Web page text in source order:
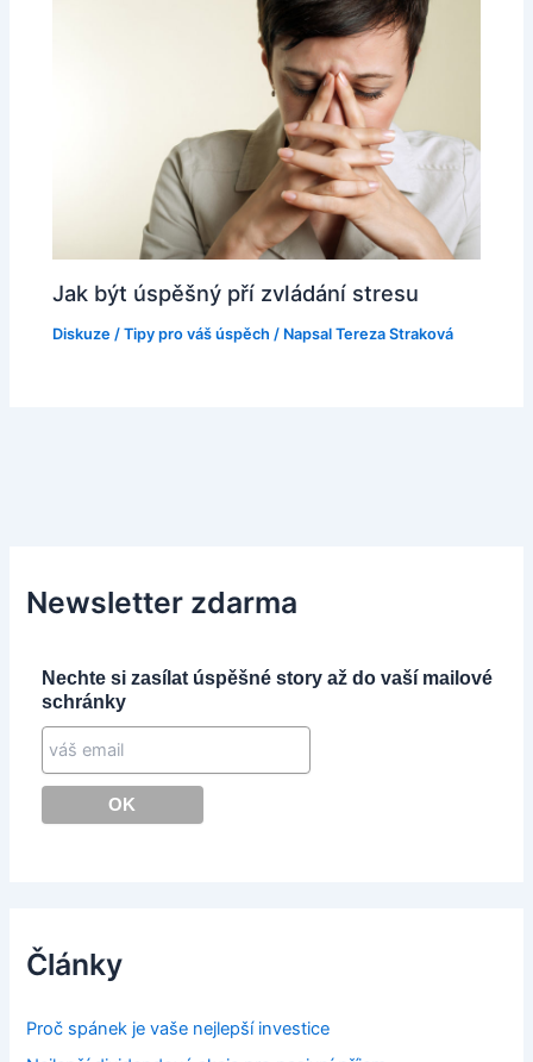
Jak být úspěšný pří zvládání stresu
Diskuze /Tipy pro váš úspěch / NapsalTereza Straková
Newsletter zdarma
Nechte si zasílat úspěšné story až do vaší mailové
schránky
Články
Proč spánek je vaše nejlepší investice